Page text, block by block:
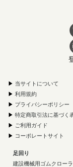
▶ 当サイトについて
▶ 利用規約
▶ プライバシーポリシー
▶ 特定商取引法に基づく
▶ ご利用ガイド
▶ コーポレートサイト
足回り
建設機械用ゴムクロー